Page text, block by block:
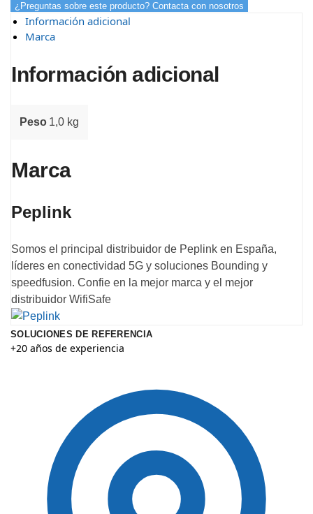
¿Preguntas sobre este producto? Contacta con nosotros
Información adicional
Marca
Información adicional
Peso 1,0 kg
Marca
Peplink
Somos el principal distribuidor de Peplink en España,
líderes en conectividad 5G y soluciones Bounding y
speedfusion. Confie en la mejor marca y el mejor
distribuidor WifiSafe
SOLUCIONES DE REFERENCIA
+20 años de experiencia